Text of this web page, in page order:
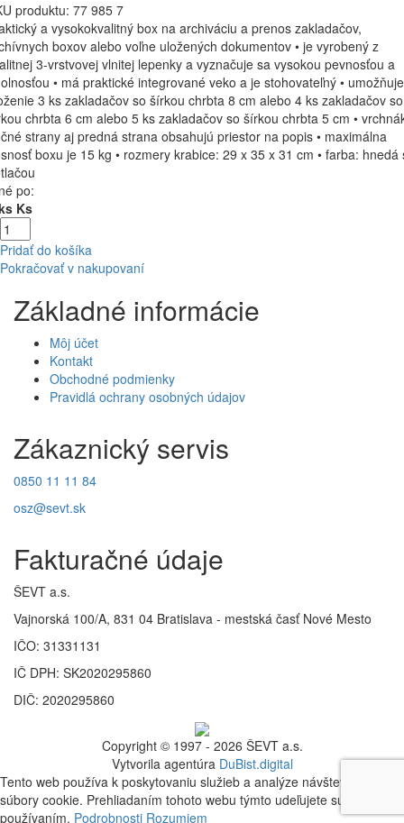
produktu: 77 985 7
a vysokokvalitný box na archiváciu a prenos zakladačov,
boxov alebo voľne uložených dokumentov • je vyrobený z
3-vrstvovej vlnitej lepenky a vyznačuje sa vysokou pevnosťou a
• má praktické integrované veko a je stohovateľný • umožňuje
3 ks zakladačov so šírkou chrbta 8 cm alebo 4 ks zakladačov so
chrbta 6 cm alebo 5 ks zakladačov so šírkou chrbta 5 cm •
strany aj predná strana obsahujú priestor na popis • maximálna
boxu je 15 kg • rozmery krabice: 29 x 35 x 31 cm • farba: hnedá
po:
Ks
Pridať do košíka
Pokračovať v nakupovaní
Základné informácie
Môj účet
Kontakt
Obchodné podmienky
Pravidlá ochrany osobných údajov
Zákaznický servis
0850 11 11 84
osz@sevt.sk
Fakturačné údaje
ŠEVT a.s.
Vajnorská 100/A, 831 04 Bratislava - mestská časť Nové Mesto
IČO: 31331131
IČ DPH: SK2020295860
DIČ: 2020295860
Copyright © 1997 - 2026 ŠEVT a.s.
Vytvorila agentúra DuBist.digital
Tento web používa k poskytovaniu služieb a analýze návštevnosti
súbory cookie. Prehliadaním tohoto webu týmto udeľujete súhlas s ich
používaním. Podrobnosti Rozumiem